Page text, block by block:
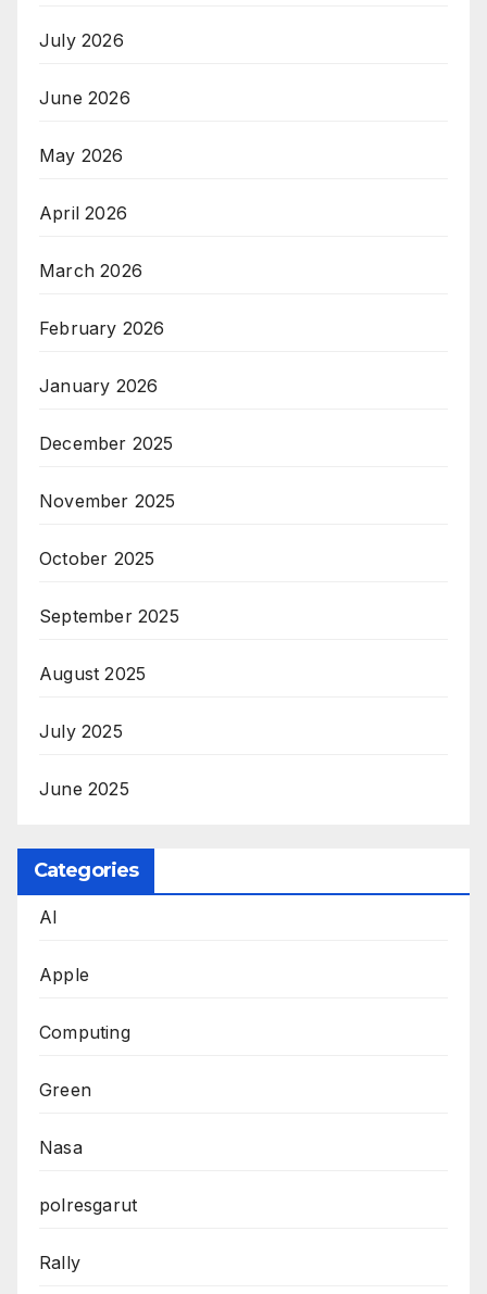
July 2026
June 2026
May 2026
April 2026
March 2026
February 2026
January 2026
December 2025
November 2025
October 2025
September 2025
August 2025
July 2025
June 2025
Categories
AI
Apple
Computing
Green
Nasa
polresgarut
Rally